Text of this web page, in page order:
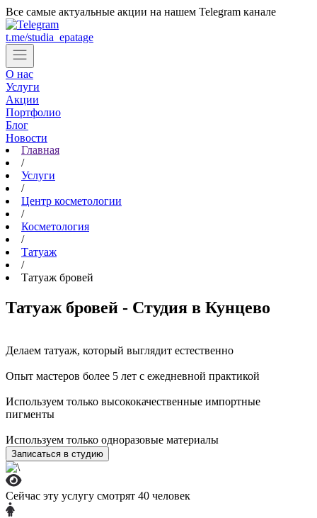
Все самые актуальные акции на нашем Telegram канале
t.me/studia_epatage
О нас
Услуги
Акции
Портфолио
Блог
Новости
Цены
Контакты
Cтудии в Москве
Центр косметологии
ул. Партизанская, д. 24
+7 (903) 184-44-49
м. Бунинская аллея
+7 (909) 999-43-38 Записаться
м. Бульвар Дмитрия Донского
ул. Маршала Савицкого, д. 8
м. Строгино
б-р Строгинский, д. 9
+7 (965) 404-75-45
Главная
/
Услуги
/
Центр косметологии
/
Косметология
/
Татуаж
/
Татуаж бровей
Татуаж бровей - Студия в Кунцево
Делаем татуаж, который выглядит естественно
Опыт мастеров более 5 лет с ежедневной практикой
Используем только высококачественные импортные
пигменты
Используем только одноразовые материалы
Записаться в студию
Сейчас эту услугу смотрят 40 человек